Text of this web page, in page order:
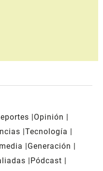
Opinión
Tecnología
Generación
Pódcast